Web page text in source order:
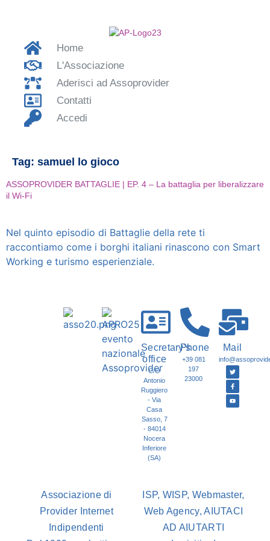
Home
L'Associazione
Aderisci ad Assoprovider
Contatti
Accedi
Tag: samuel lo gioco
ASSOPROVIDER BATTAGLIE | EP. 4 – La battaglia per liberalizzare
il Wi-Fi
Nel quinto episodio di Battaglie della rete ti
raccontiamo come i borghi italiani rinascono con Smart
Working e turismo esperienziale.
Secretary's
office
C/O
Antonio
Ruggiero
- Via
Casa
Sasso, 7
- 84014
Nocera
Inferiore
(SA)
Phone
+39 081
197
23000
Mail
Associazione di
Provider Internet
Indipendenti
ISP, WISP, Webmaster,
Web Agency, AIUTACI
AD AIUTARTI